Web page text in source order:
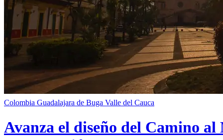
Colombia Guadalajara de Buga Valle del Cauca
Avanza el diseño del Camino